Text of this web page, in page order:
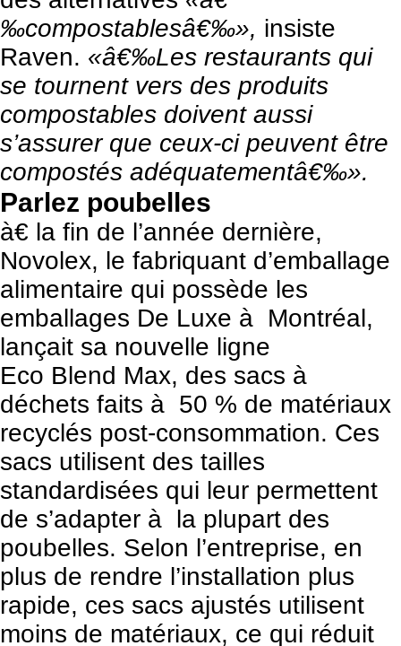
‰compostablesâ€‰», insiste
Raven. «â€‰Les restaurants qui
se tournent vers des produits
compostables doivent aussi
s’assurer que ceux-ci peuvent être
compostés adéquatementâ€‰».
Parlez poubelles
à€ la fin de l’année dernière,
Novolex, le fabriquant d’emballage
alimentaire qui possède les
emballages De Luxe à Montréal,
lançait sa nouvelle ligne
Eco Blend Max, des sacs à
déchets faits à 50 % de matériaux
recyclés post-consommation. Ces
sacs utilisent des tailles
standardisées qui leur permettent
de s’adapter à la plupart des
poubelles. Selon l’entreprise, en
plus de rendre l’installation plus
rapide, ces sacs ajustés utilisent
moins de matériaux, ce qui réduit